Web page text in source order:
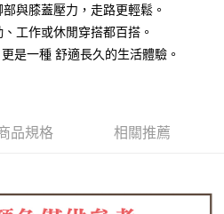
證，即可結帳。
再付款。
點擊此簡訊中的連結，可透過四大超商／
付款，方視為交易完成。
後付 」之結帳頁面顯示為準，若有關於
上)免運費
與膝蓋壓力，走路更輕鬆。
工作或休閒穿搭都百搭。
是一種 舒適長久的生活體驗。
品規格 相關推薦